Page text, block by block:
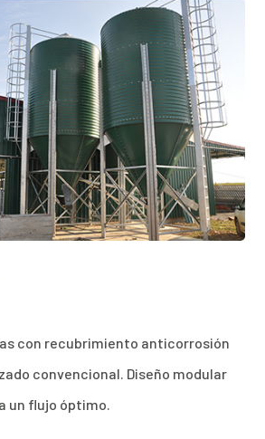
con recubrimiento anticorrosión
convencional. Diseño modular
un flujo óptimo.